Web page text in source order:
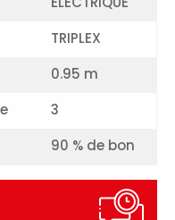
TRIPLEX
0.95 m
3
90 % de bon